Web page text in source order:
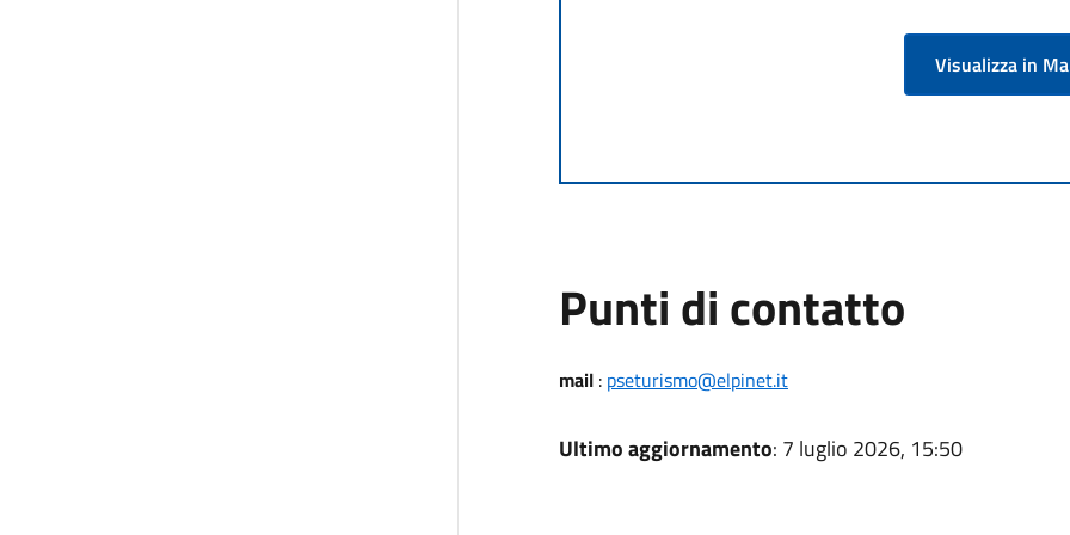
Visualizza in
Punti di contatto
mail: pseturismo@elpinet.it
Ultimo aggiornamento: 7 luglio 2026, 15:50